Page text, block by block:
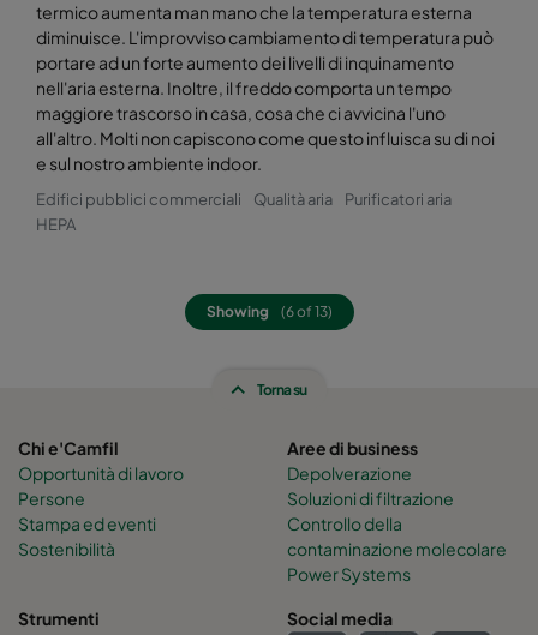
termico aumenta man mano che la temperatura esterna
diminuisce. L'improvviso cambiamento di temperatura può
portare ad un forte aumento dei livelli di inquinamento
nell'aria esterna. Inoltre, il freddo comporta un tempo
maggiore trascorso in casa, cosa che ci avvicina l'uno
all'altro. Molti non capiscono come questo influisca su di noi
e sul nostro ambiente indoor.
Edifici pubblici commerciali Qualità aria
Purificatori aria
HEPA
Showing (6 of 13)
Torna su
Chi e'Camfil
Opportunità di lavoro
Persone
Stampa ed eventi
Sostenibilità
Aree di business
Depolverazione
Soluzioni di filtrazione
Controllo della
contaminazione molecolare
Power Systems
Strumenti
Social media